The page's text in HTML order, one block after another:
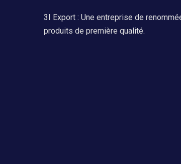
3I Export : Une entreprise de
produits de première qualité.